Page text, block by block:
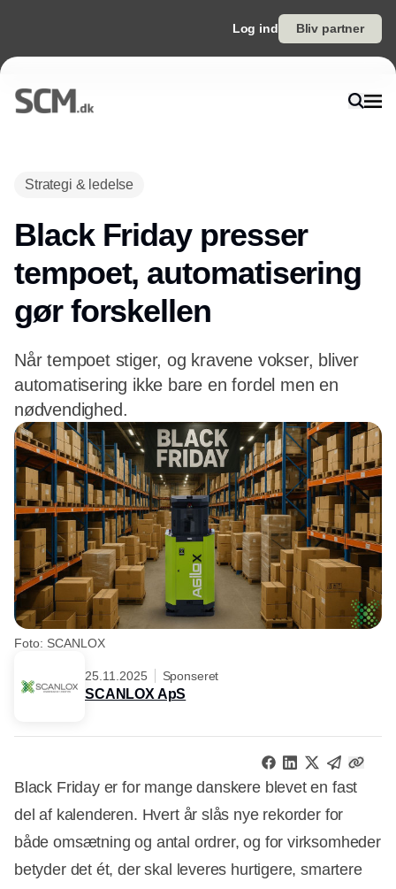
Log ind Bliv partner
Strategi & ledelse
Black Friday presser
tempoet, automatisering
gør forskellen
Når tempoet stiger, og kravene vokser, bliver
automatisering ikke bare en fordel men en
nødvendighed.
Foto: SCANLOX
25.11.2025 Sponseret
SCANLOX ApS
Black Friday er for mange danskere blevet en fast
del af kalenderen. Hvert år slås nye rekorder for
både omsætning og antal ordrer, og for virksomheder
betyder det ét, der skal leveres hurtigere, smartere